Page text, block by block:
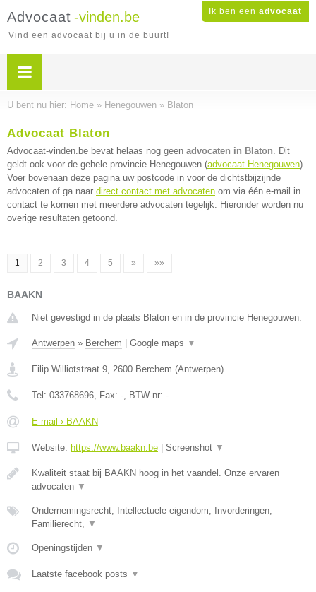
Ik ben een advocaat
Advocaat -vinden.be
Vind een advocaat bij u in de buurt!
U bent nu hier: Home » Henegouwen » Blaton
Advocaat Blaton
Advocaat-vinden.be bevat helaas nog geen advocaten in Blaton. Dit
geldt ook voor de gehele provincie Henegouwen (advocaat Henegouwen).
Voer bovenaan deze pagina uw postcode in voor de dichtstbijzijnde
advocaten of ga naar direct contact met advocaten om via één e-mail in
contact te komen met meerdere advocaten tegelijk. Hieronder worden nu
overige resultaten getoond.
1 2 3 4 5 » »»
BAAKN
Niet gevestigd in de plaats Blaton en in de provincie Henegouwen.
Antwerpen » Berchem Google maps ▼
Filip Williotstraat 9, 2600 Berchem (Antwerpen)
Tel: 033768696, Fax: -, BTW-nr: -
E-mail › BAAKN
Website: https://www.baakn.be Screenshot ▼
Kwaliteit staat bij BAAKN hoog in het vaandel. Onze ervaren
advocaten ▼
Ondernemingsrecht, Intellectuele eigendom, Invorderingen,
Familierecht, ▼
Openingstijden ▼
Laatste facebook posts ▼